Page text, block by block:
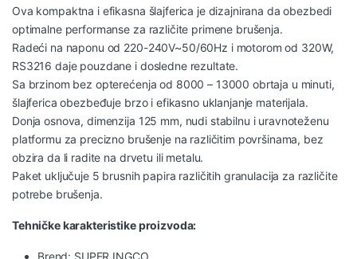
Ova kompaktna i efikasna šlajferica je dizajnirana da obezbedi
optimalne performanse za različite primene brušenja.
Radeći na naponu od 220-240V~50/60Hz i motorom od 320W,
RS3216 daje pouzdane i dosledne rezultate.
Sa brzinom bez opterećenja od 8000 – 13000 obrtaja u minuti,
šlajferica obezbeđuje brzo i efikasno uklanjanje materijala.
Donja osnova, dimenzija 125 mm, nudi stabilnu i uravnoteženu
platformu za precizno brušenje na različitim površinama, bez
obzira da li radite na drvetu ili metalu.
Paket uključuje 5 brusnih papira različitih granulacija za različite
potrebe brušenja.
Tehničke karakteristike proizvoda:
Brend: SUPER INGCO